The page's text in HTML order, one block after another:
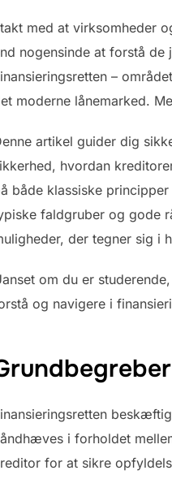
med at virksomheder
nogensinde at forstå de
–
moderne lånemarked.
artikel guider dig
hvordan
både klassiske
faldgruber og gode
der tegner sig i
om du er
og navigere i
i forholdet
for at sikre